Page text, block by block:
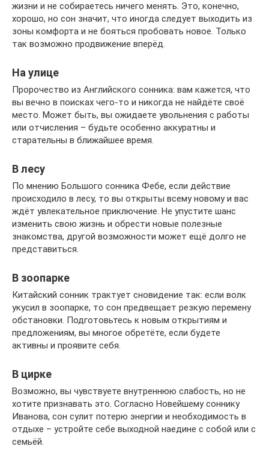
жизни и не собираетесь ничего менять. Это, конечно,
хорошо, но сон значит, что иногда следует выходить из
зоны комфорта и не бояться пробовать новое. Только
так возможно продвижение вперёд.
На улице
Пророчество из Английского сонника: вам кажется, что
вы вечно в поисках чего-то и никогда не найдёте своё
место. Может быть, вы ожидаете увольнения с работы
или отчисления – будьте особенно аккуратны и
старательны в ближайшее время.
В лесу
По мнению Большого сонника Фебе, если действие
происходило в лесу, то вы открыты всему новому и вас
ждёт увлекательное приключение. Не упустите шанс
изменить свою жизнь и обрести новые полезные
знакомства, другой возможности может ещё долго не
представиться.
В зоопарке
Китайский сонник трактует сновидение так: если волк
укусил в зоопарке, то сон предвещает резкую перемену
обстановки. Подготовьтесь к новым открытиям и
предложениям, вы многое обретёте, если будете
активны и проявите себя.
В цирке
Возможно, вы чувствуете внутреннюю слабость, но не
хотите признавать это. Согласно Новейшему соннику
Иванова, сон сулит потерю энергии и необходимость в
отдыхе – устройте себе выходной наедине с собой или с
семьёй.